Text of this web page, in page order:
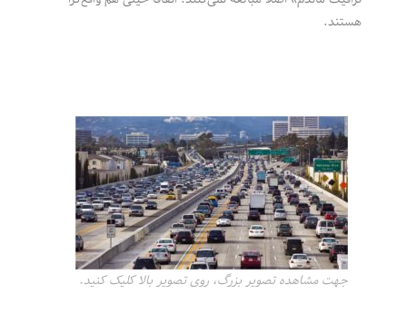
هستند.
جهت مشاهده تصویر بزرگ، روی تصویر بالا کلیک کنید.